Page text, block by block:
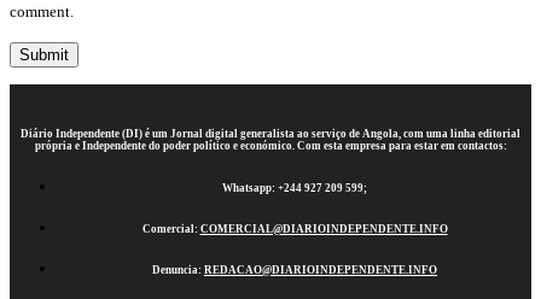
comment.
Diário Independente (DI) é um Jornal digital generalista ao serviço de Angola, com uma linha editorial
própria e Independente do poder político e económico. Com esta empresa para estar em contactos:
Whatsapp: +244 927 209 599;
Comercial: COMERCIAL@DIARIOINDEPENDENTE.INFO
Denuncia: REDACAO@DIARIOINDEPENDENTE.INFO